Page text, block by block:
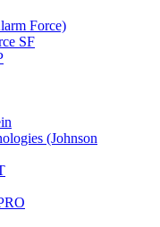
Force)
SF
(Johnson